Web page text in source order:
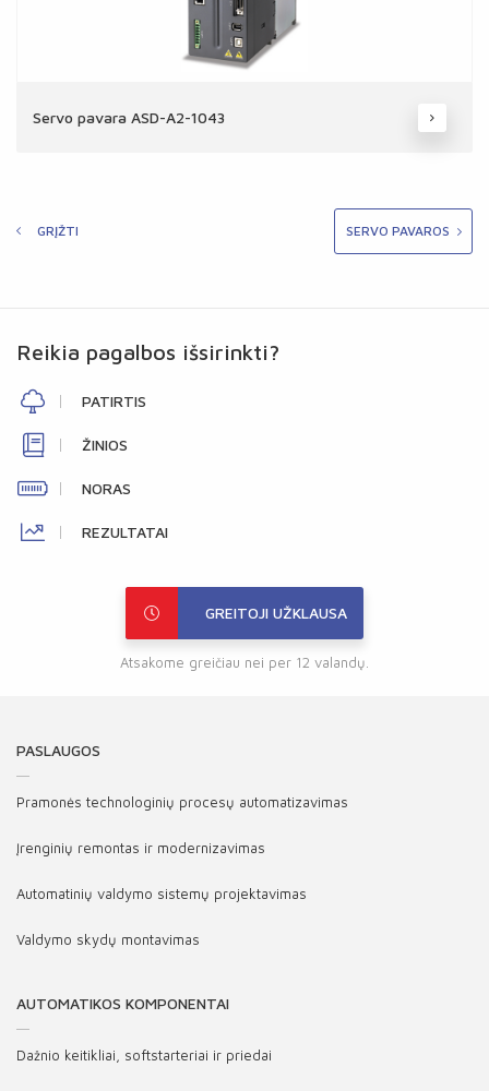
Servo pavara ASD-A2-1043
GRĮŽTI SERVO PAVAROS
Reikia pagalbos išsirinkti?
PATIRTIS
ŽINIOS
NORAS
REZULTATAI
GREITOJI UŽKLAUSA
Atsakome greičiau nei per 12 valandų.
PASLAUGOS
Pramonės technologinių procesų automatizavimas
Įrenginių remontas ir modernizavimas
Automatinių valdymo sistemų projektavimas
Valdymo skydų montavimas
AUTOMATIKOS KOMPONENTAI
Dažnio keitikliai, softstarteriai ir priedai